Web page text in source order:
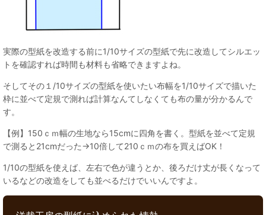
実際の型紙を改造する前に1/10サイズの型紙で先に改造してシルエッ
トを確認すれば時間も材料も省略できますよね。
そしてその１/10サイズの型紙を使いたい布幅を1/10サイズで描いた
枠に並べて定規で測れば計算なんてしなくても布の量が分かるんで
す。
【例】150ｃｍ幅の生地なら15cmに四角を書く。型紙を並べて定規
で測ると21cmだった→10倍して210ｃｍの布を買えばOK！
1/10の型紙を使えば、左右で色が違うとか、後ろだけ丈が長くなって
いるなどの改造をしても並べるだけでいいんですよ。